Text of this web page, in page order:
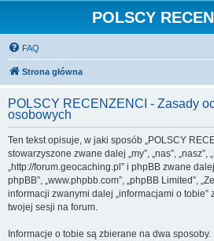
POLSCY
FAQ
Strona główna
POLSCY RECENZENCI - Zasady
osobowych
Ten tekst opisuje, w jaki sposób „POLSCY
stowarzyszone zwane dalej „my”, „nas”, „nasz”,
„http://forum.geocaching.pl” i phpBB zwane
phpBB”, „www.phpbb.com”, „phpBB Limited”,
informacji zwanymi dalej „informacjami o
twojej sesji na forum.
Informacje o tobie są zbierane na dwa